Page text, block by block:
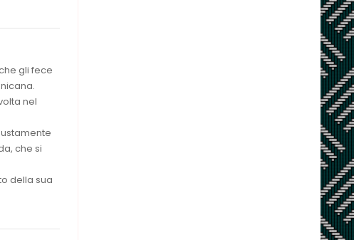
gli fece
nel
che si
della sua